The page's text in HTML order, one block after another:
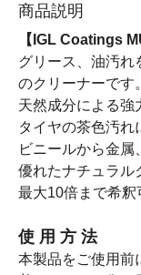
商品説明
【IGL Coatings
グリース、油汚れ
のクリーナーです。
天然成分による強
タイヤの茶色汚れ
ビニールから金
優れたナチュラル
最大10倍まで希釈
使 用 方 法
本製品をご使用前